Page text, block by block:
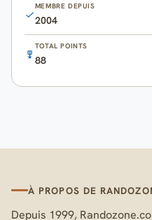
MEMBRE DEPUIS
2004
TOTAL POINTS
88
À PROPOS DE
Depuis 1999,